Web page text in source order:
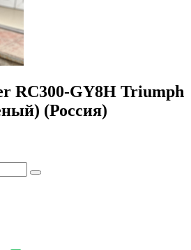
RC300-GY8H Triumph
(Россия)